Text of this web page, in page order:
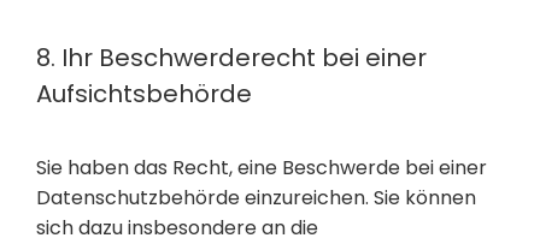
8. Ihr Beschwerderecht bei einer
Aufsichtsbehörde
Sie haben das Recht, eine Beschwerde bei einer
Datenschutzbehörde einzureichen. Sie können
sich dazu insbesondere an die